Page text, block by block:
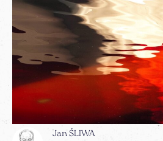
Jan ŚLIWA